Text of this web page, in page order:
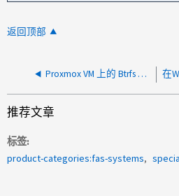
返回顶部
Proxmox VM 上的 Btrfs Scrub 不可恢复错误（Btrfs Checksum Failed）
推荐文章
标签
product-categories:fas-systems